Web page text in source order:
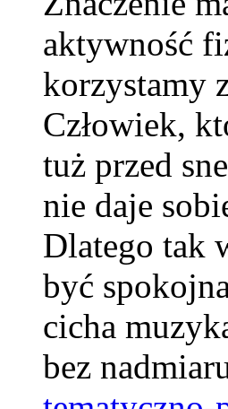
aktywność
korzystamy
Człowiek,
tuż przed
nie daje
Dlatego tak
być
cicha
bez